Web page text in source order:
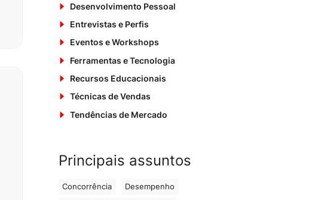
Desenvolvimento Pessoal
Entrevistas e Perfis
Eventos e Workshops
Ferramentas e Tecnologia
Recursos Educacionais
Técnicas de Vendas
Tendências de Mercado
Principais assuntos
Concorrência Desempenho